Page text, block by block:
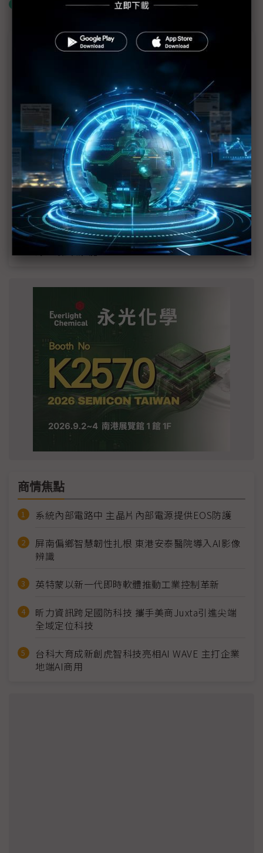
什麼是「關鍵字追蹤」
近７天熱門報導
MLCC訂單過熱、出貨比創高 村田示警全球AI基
2027全年記憶體產能提前售罄 買家「祕而不
宣」只怕買不夠
英特爾EMIB良率達標 聯發科第2代ASIC產品
2028準時量產
SpaceX晶片採購大轉向 Elon Musk捨超微全面
採用NVIDIA
光進銅退更明確？ 聯發科估SerDes 448G為銅
線「最終戰場」
商情焦點
系統內部電路中 主晶片內部電源提供EOS防護
屏南偏鄉智慧韌性扎根 東港安泰醫院導入AI影像
辨識
英特蒙以新一代即時軟體推動工業控制革新
昕力資訊跨足國防科技 攜手美商Juxta引進尖端
全域定位科技
台科大育成新創虎智科技亮相AI WAVE 主打企業
地端AI商用